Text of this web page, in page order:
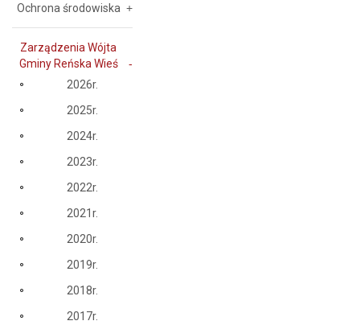
Ochrona środowiska
Zarządzenia Wójta
Gminy Reńska Wieś
2026r.
2025r.
2024r.
2023r.
2022r.
2021r.
2020r.
2019r.
2018r.
2017r.